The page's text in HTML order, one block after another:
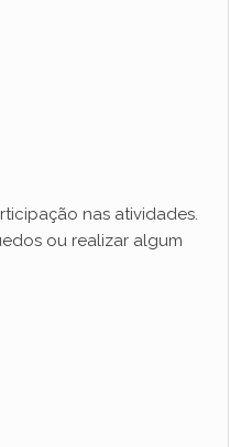
nas atividades.
ou realizar algum